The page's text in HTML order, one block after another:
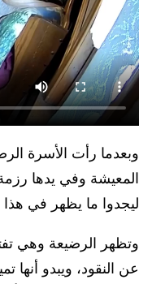
وبعدما رأت الأسرة
المعيشة وفي يدها رزمة
ليجدوا ما يظهر في هذا
وتظهر الرضيعة وهي
عن النقود، ويبدو أنها